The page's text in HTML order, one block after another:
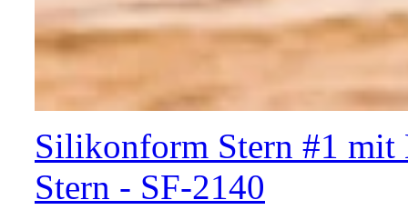
Silikonform Stern #1 mit
Stern - SF-2140